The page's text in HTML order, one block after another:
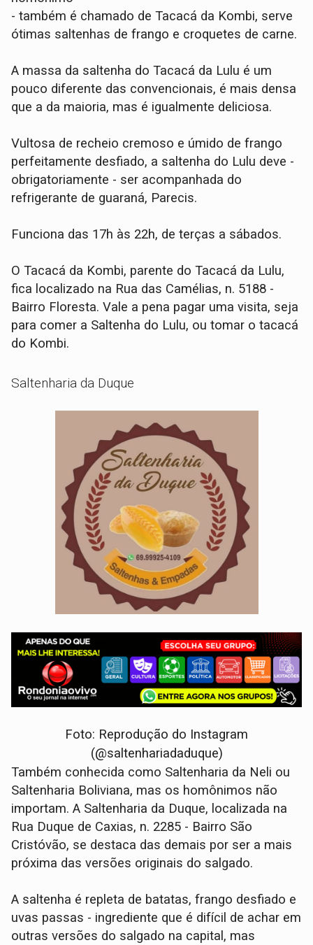
- também é chamado de Tacacá da Kombi, serve
ótimas saltenhas de frango e croquetes de carne.
A massa da saltenha do Tacacá da Lulu é um
pouco diferente das convencionais, é mais densa
que a da maioria, mas é igualmente deliciosa.
Vultosa de recheio cremoso e úmido de frango
perfeitamente desfiado, a saltenha do Lulu deve -
obrigatoriamente - ser acompanhada do
refrigerante de guaraná, Parecis.
Funciona das 17h às 22h, de terças a sábados.
O Tacacá da Kombi, parente do Tacacá da Lulu,
fica localizado na Rua das Camélias, n. 5188 -
Bairro Floresta. Vale a pena pagar uma visita, seja
para comer a Saltenha do Lulu, ou tomar o tacacá
do Kombi.
Saltenharia da Duque
Foto: Reprodução do Instagram
(@saltenhariadaduque)
Também conhecida como Saltenharia da Neli ou
Saltenharia Boliviana, mas os homônimos não
importam. A Saltenharia da Duque, localizada na
Rua Duque de Caxias, n. 2285 - Bairro São
Cristóvão, se destaca das demais por ser a mais
próxima das versões originais do salgado.
A saltenha é repleta de batatas, frango desfiado e
uvas passas - ingrediente que é difícil de achar em
outras versões do salgado na capital, mas